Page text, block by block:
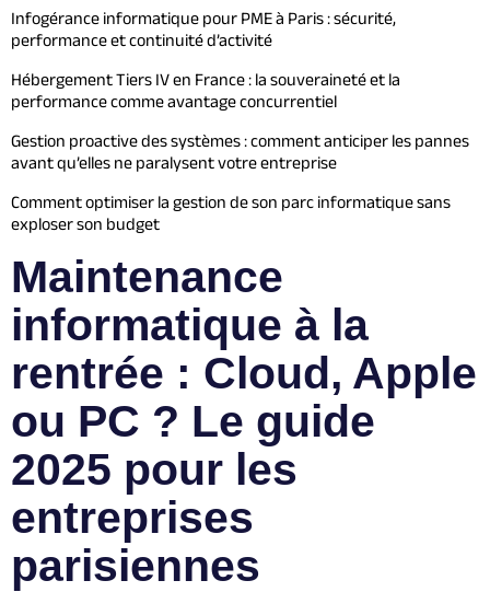
Infogérance informatique pour PME à Paris : sécurité,
performance et continuité d’activité
Hébergement Tiers IV en France : la souveraineté et la
performance comme avantage concurrentiel
Gestion proactive des systèmes : comment anticiper les pannes
avant qu’elles ne paralysent votre entreprise
Comment optimiser la gestion de son parc informatique sans
exploser son budget
Maintenance
informatique à la
rentrée : Cloud, Apple
ou PC ? Le guide
2025 pour les
entreprises
parisiennes